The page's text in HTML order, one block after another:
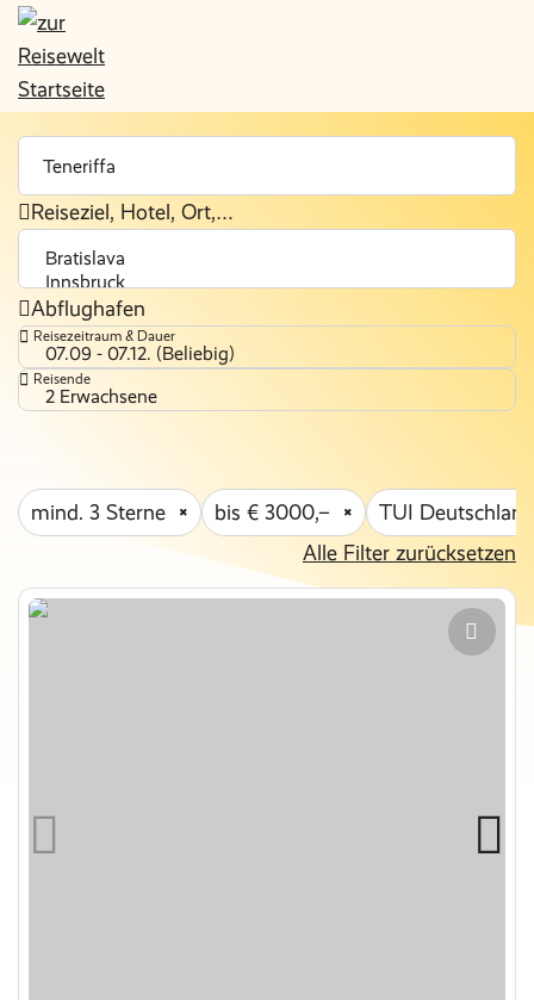
Reiseziel, Hotel, Ort,…
Abflughafen
Reisezeitraum & Dauer
07.09 - 07.12. (Beliebig)
Reisende
2 Erwachsene
mind. 3 Sterne bis € 3000,–
TUI Deutschland
Alle Filter zurücksetzen